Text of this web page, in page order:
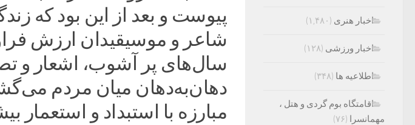
پیوست و بعد از این بود که
شاعر و موسیقیدان ارزش
سال‌های پر آشوب، اشعار و
دهان‌به‌دهان میان مردم
مبارزه با استبداد و استعمار
اخبار هنری (۱,۴۸۰)
اخبار ورزشی (۱۲۸)
اطلاعیه ها (۳۴۸)
اقامتگاه بوم گردی و هتل ،
مهمانسرا (۷۶)